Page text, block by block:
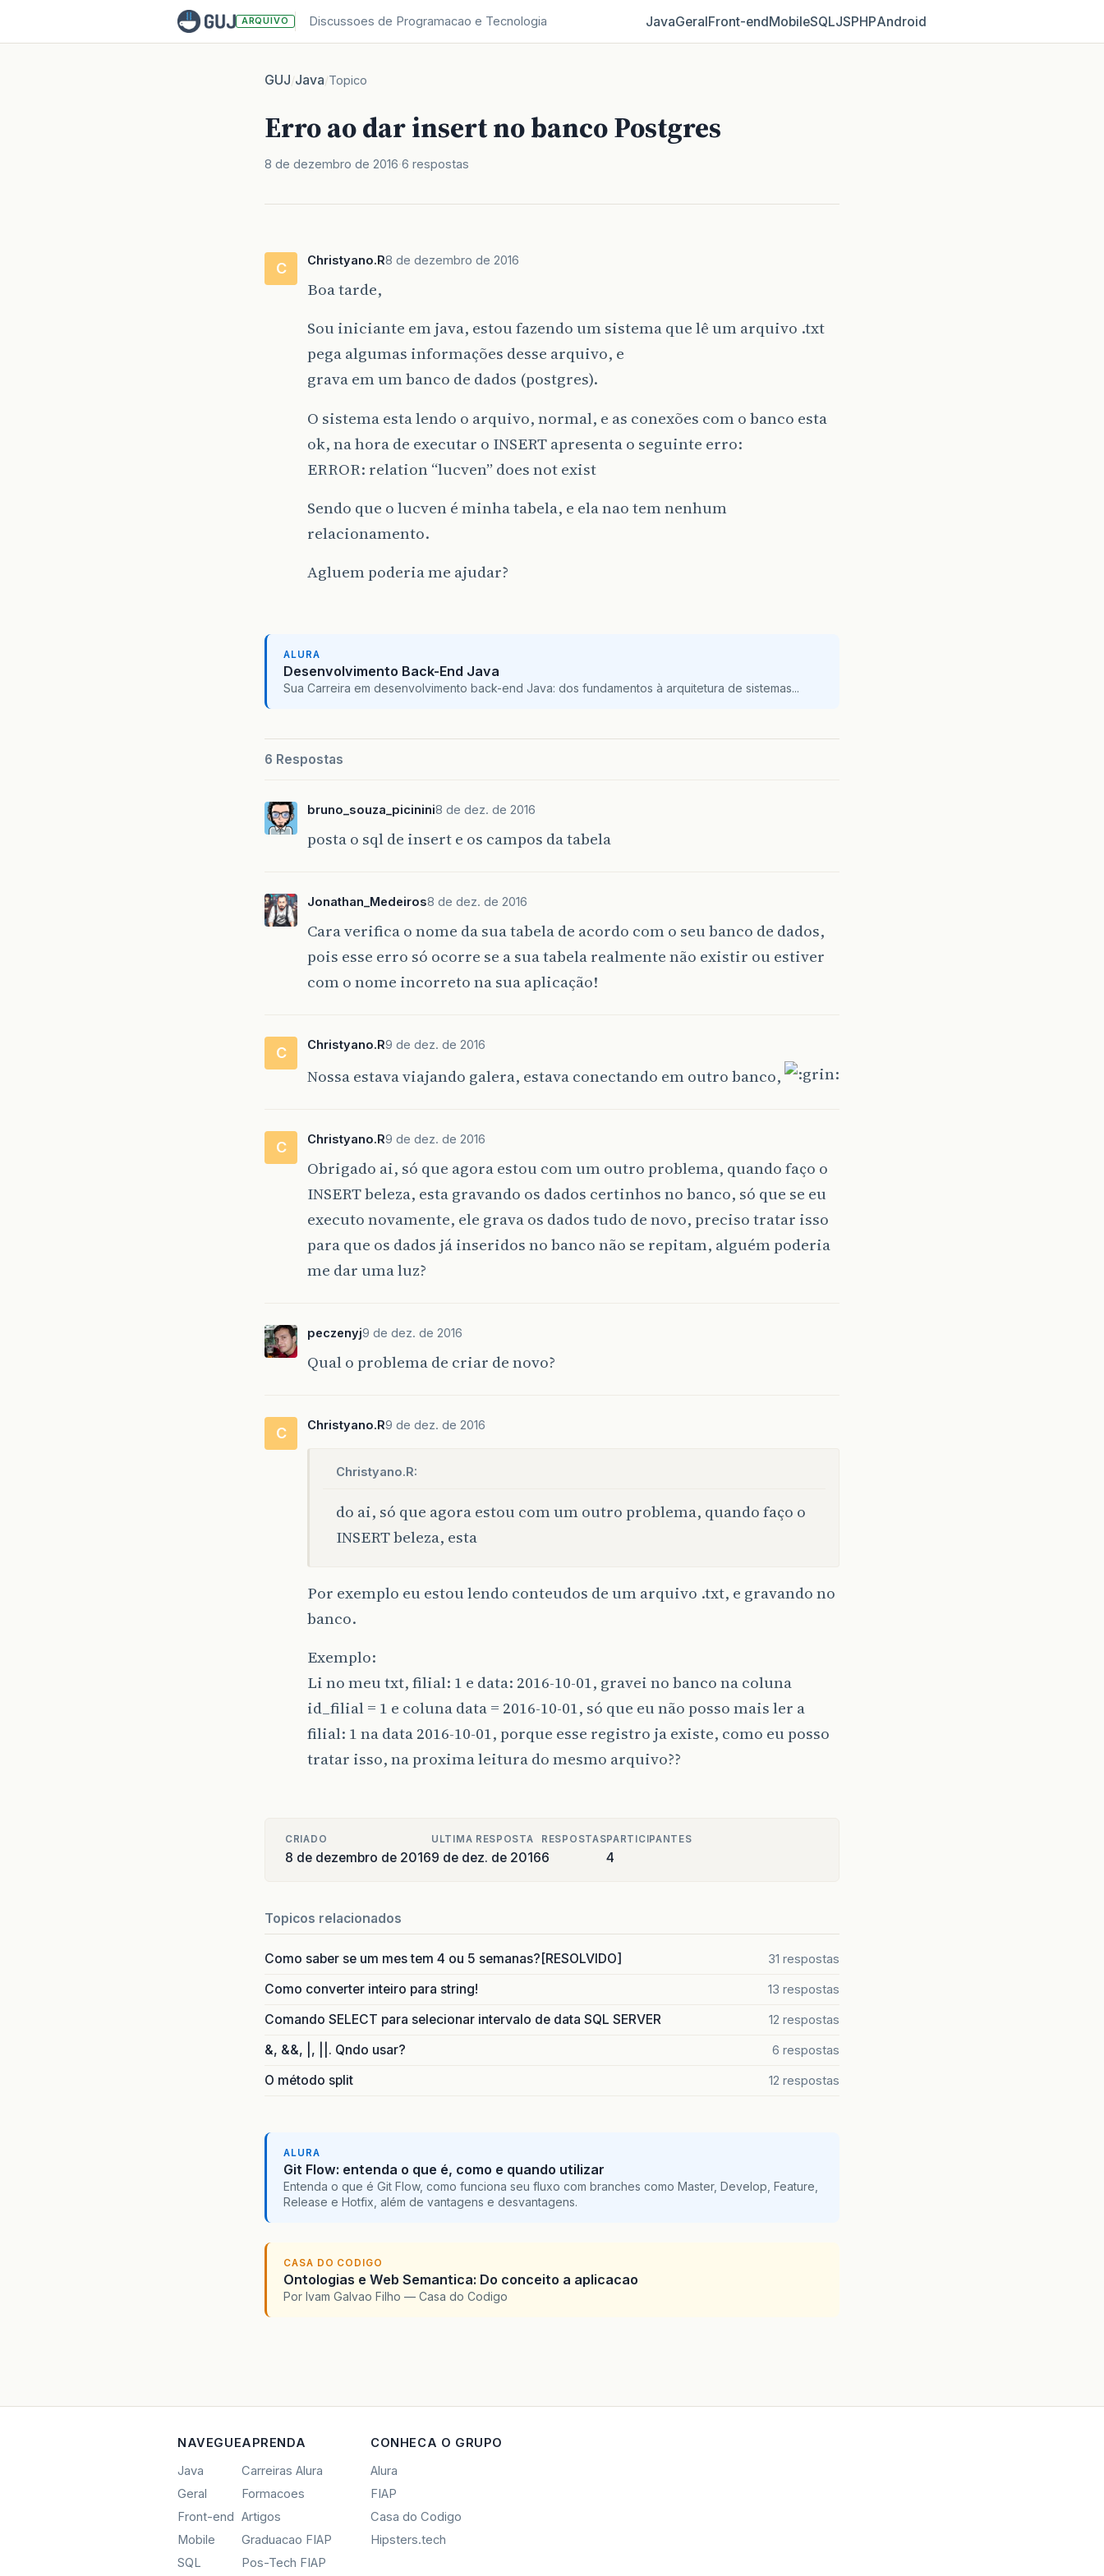
ARQUIVO Discussoes de Programacao e Tecnologia JavaGeralFront‑endMobileSQLJSPHPAndroid
GUJ/Java/Topico
Erro ao dar insert no banco Postgres
8 de dezembro de 2016 6 respostas
C Christyano.R8 de dezembro de 2016
Boa tarde,
Sou iniciante em java, estou fazendo um sistema que lê um arquivo .txt
pega algumas informações desse arquivo, e
grava em um banco de dados (postgres).
O sistema esta lendo o arquivo, normal, e as conexões com o banco esta
ok, na hora de executar o INSERT apresenta o seguinte erro:
ERROR: relation “lucven” does not exist
Sendo que o lucven é minha tabela, e ela nao tem nenhum
relacionamento.
Agluem poderia me ajudar?
ALURA
Desenvolvimento Back-End Java
Sua Carreira em desenvolvimento back-end Java: dos fundamentos à arquitetura de sistemas...
6 Respostas
bruno_souza_picinini8 de dez. de 2016
posta o sql de insert e os campos da tabela
Jonathan_Medeiros8 de dez. de 2016
Cara verifica o nome da sua tabela de acordo com o seu banco de dados,
pois esse erro só ocorre se a sua tabela realmente não existir ou estiver
com o nome incorreto na sua aplicação!
C Christyano.R9 de dez. de 2016
Nossa estava viajando galera, estava conectando em outro banco,
C Christyano.R9 de dez. de 2016
Obrigado ai, só que agora estou com um outro problema, quando faço o
INSERT beleza, esta gravando os dados certinhos no banco, só que se eu
executo novamente, ele grava os dados tudo de novo, preciso tratar isso
para que os dados já inseridos no banco não se repitam, alguém poderia
me dar uma luz?
peczenyj9 de dez. de 2016
Qual o problema de criar de novo?
C Christyano.R9 de dez. de 2016
Christyano.R:
do ai, só que agora estou com um outro problema, quando faço o
INSERT beleza, esta
Por exemplo eu estou lendo conteudos de um arquivo .txt, e gravando no
banco.
Exemplo:
Li no meu txt, filial: 1 e data: 2016-10-01, gravei no banco na coluna
id_filial = 1 e coluna data = 2016-10-01, só que eu não posso mais ler a
filial: 1 na data 2016-10-01, porque esse registro ja existe, como eu posso
tratar isso, na proxima leitura do mesmo arquivo??
CRIADO
8 de dezembro de 2016
ULTIMA RESPOSTA
9 de dez. de 2016
RESPOSTAS
6
PARTICIPANTES
4
Topicos relacionados
Como saber se um mes tem 4 ou 5 semanas?[RESOLVIDO] 31 respostas
Como converter inteiro para string! 13 respostas
Comando SELECT para selecionar intervalo de data SQL SERVER 12 respostas
&, &&, |, ||. Qndo usar? 6 respostas
O método split 12 respostas
ALURA
Git Flow: entenda o que é, como e quando utilizar
Entenda o que é Git Flow, como funciona seu fluxo com branches como Master, Develop, Feature,
Release e Hotfix, além de vantagens e desvantagens.
CASA DO CODIGO
Ontologias e Web Semantica: Do conceito a aplicacao
Por Ivam Galvao Filho — Casa do Codigo
NAVEGUE
Java
Geral
Front-end
Mobile
SQL
APRENDA
Carreiras Alura
Formacoes
Artigos
Graduacao FIAP
Pos-Tech FIAP
CONHECA O GRUPO
Alura
FIAP
Casa do Codigo
Hipsters.tech